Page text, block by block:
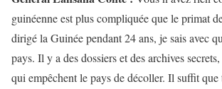
guinéenne est plus compliquée que le primat
dirigé la Guinée pendant 24 ans, je sais avec
pays. Il y a des dossiers et des archives
qui empêchent le pays de décoller. Il suffit